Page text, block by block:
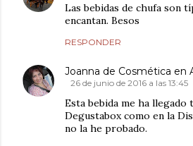
Las bebidas de chufa son
encantan. Besos
RESPONDER
Joanna de Cosmética en
26 de junio de 2016 a las 13:45
Esta bebida me ha llegado
Degustabox como en la
no la he probado.